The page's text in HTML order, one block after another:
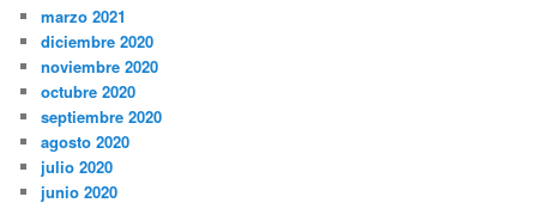
marzo 2021
diciembre 2020
noviembre 2020
octubre 2020
septiembre 2020
agosto 2020
julio 2020
junio 2020